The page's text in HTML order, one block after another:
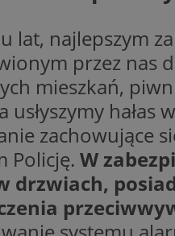
lat, najlepszym
przez nas
mieszkań,
usłyszymy
zachowujące
Policję. W
drzwiach,
Nazwa
_ga_VBEXFQ7ESL
_ga
Nazwa
tuuid_lu
tuuid_lu
Nazwa
ADK_EX_11